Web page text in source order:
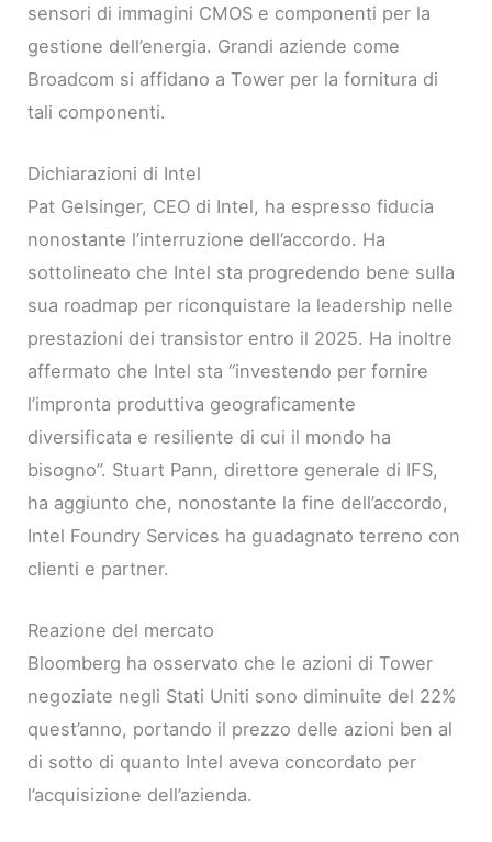
sensori di immagini CMOS e componenti per la
gestione dell’energia. Grandi aziende come
Broadcom si affidano a Tower per la fornitura di
tali componenti.
Dichiarazioni di Intel
Pat Gelsinger, CEO di Intel, ha espresso fiducia
nonostante l’interruzione dell’accordo. Ha
sottolineato che Intel sta progredendo bene sulla
sua roadmap per riconquistare la leadership nelle
prestazioni dei transistor entro il 2025. Ha inoltre
affermato che Intel sta “investendo per fornire
l’impronta produttiva geograficamente
diversificata e resiliente di cui il mondo ha
bisogno”. Stuart Pann, direttore generale di IFS,
ha aggiunto che, nonostante la fine dell’accordo,
Intel Foundry Services ha guadagnato terreno con
clienti e partner.
Reazione del mercato
Bloomberg ha osservato che le azioni di Tower
negoziate negli Stati Uniti sono diminuite del 22%
quest’anno, portando il prezzo delle azioni ben al
di sotto di quanto Intel aveva concordato per
l’acquisizione dell’azienda.